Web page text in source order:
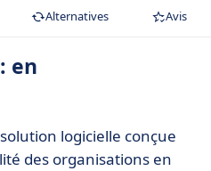
Alternatives Avis
en
logicielle conçue
des organisations en